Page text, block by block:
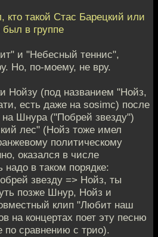
кто такой Стас Барецкий или
в группе
и "Небесный теннис",
Но, по-моему, не вру.
Нойзу (под названием "Нойз,
есть даже на sosimc) после
на Шнура ("Побрей звезду")
лес" (Нойз тоже имел
политическому
оказался в числе
в таком порядке:
звезду => Нойз, ты
позже Шнур, Нойз и
клип "Любит наш
на концертах поет эту песню
по сравнению с трио).